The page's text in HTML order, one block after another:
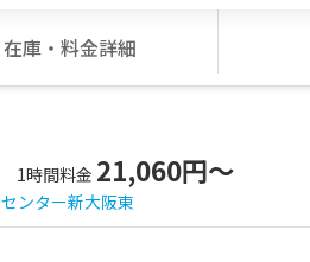
在庫・料金詳細
1時間料金 21,060円〜
ンター新大阪東